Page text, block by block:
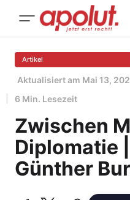
Artikel
Aktualisiert am Mai 13,
6 Min. Lesezeit
Zwischen
Diplomatie
Günther